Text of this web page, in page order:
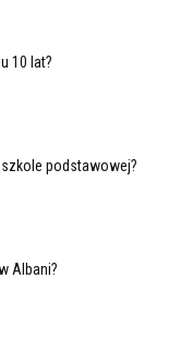
10 lat?
podstawowej?
Albani?